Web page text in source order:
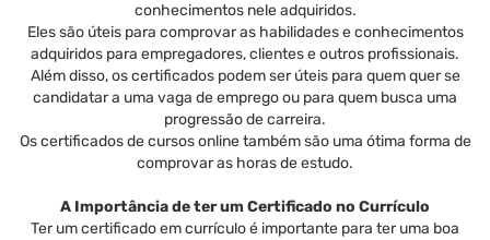
conhecimentos nele adquiridos.
Eles são úteis para comprovar as habilidades e conhecimentos
adquiridos para empregadores, clientes e outros profissionais.
Além disso, os certificados podem ser úteis para quem quer se
candidatar a uma vaga de emprego ou para quem busca uma
progressão de carreira.
Os certificados de cursos online também são uma ótima forma de
comprovar as horas de estudo.
A Importância de ter um Certificado no Currículo
Ter um certificado em currículo é importante para ter uma boa